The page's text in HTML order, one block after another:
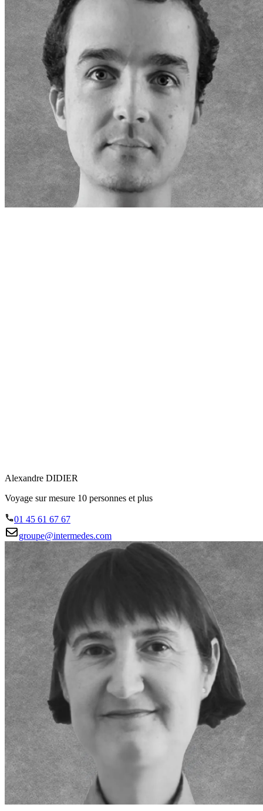
Alexandre DIDIER
Voyage sur mesure 10 personnes et plus
01 45 61 67 67
groupe@intermedes.com